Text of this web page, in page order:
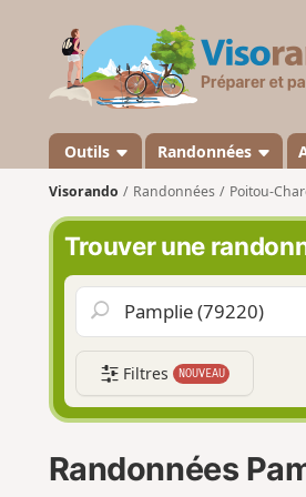
Outils Randonnées
Visorando Randonnées Poitou-
Trouver une
Filtres NOUVEAU
Randonnées